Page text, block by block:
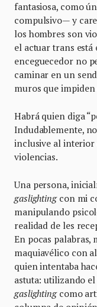
fantasiosa, como
compulsivo— y
los hombres son
el actuar trans está
enceguecedor no
caminar en un
muros que
Habrá quien diga
Indudablemente,
inclusive al interior
violencias.
Una persona,
gaslighting con mi
manipulando
realidad de les
En pocas palabras,
maquiavélico con
quien intentaba
astuta: utilizando
gaslighting como